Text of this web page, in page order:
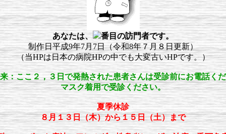
あなたは、
番目の訪門者です。
制作日平成9年7月7日（令和8年７月８日更新）
（当HPは日本の病院HPの中でも大変古いHPです。）
：ここ２，３日で発熱された患者さんは受診前にお電話く
マスク着用で受診ください。
夏季休診
８月１３日（木）から１５日（土）まで